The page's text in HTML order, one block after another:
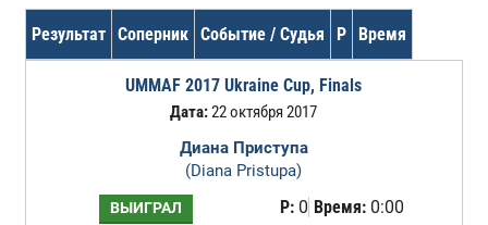
Результат Соперник Событие / Судья Р Время
UMMAF 2017 Ukraine Cup, Finals
Дата:22 октября 2017
Диана Приступа
(Diana Pristupa)
ВЫИГРАЛ Р:0 Время:0:00